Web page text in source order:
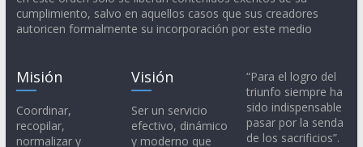
cumplimiento, salvo en aquellos casos que sus creadores
autoricen formalmente su incorporación por este medio
Misión
Coordinar,
recopilar,
normalizar y
Visión
Ser un servicio
efectivo, dinámico
y moderno que
“Para el logro del
triunfo siempre ha
sido indispensable
pasar por la senda
de los sacrificios”.